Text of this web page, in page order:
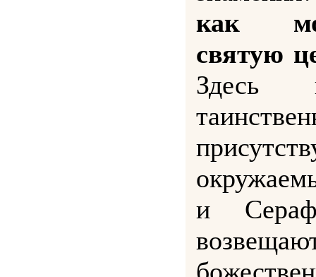
как
святую
Здесь
и